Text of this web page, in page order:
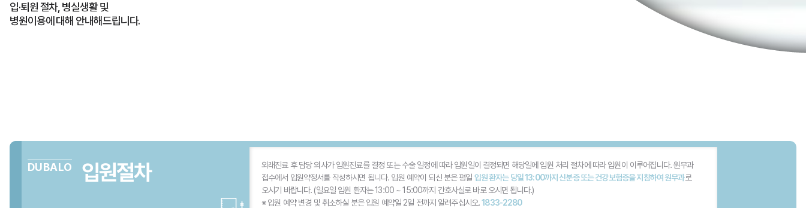
입·퇴원 절차, 병실생활 및
병원이용에 대해 안내해드립니다.
DUBALO 입원절차
외래진료 후 담당 의사가 입원진료를 결정 또는 수술 일정에 따라 입원일이 결정되면 해당일에 입원 처리 절차에 따라 입원이 이루어집니다. 원무과
접수에서 입원약정서를 작성하시면 됩니다. 입원 예약이 되신 분은 평일 입원 환자는 당일 13:00까지 신분증 또는 건강보험증을 지참하여 원무과로
오시기 바랍니다. (일요일 입원 환자는 13:00 ~ 15:00까지 간호사실로 바로 오시면 됩니다.)
※ 입원 예약 변경 및 취소하실 분은 입원 예약일 2일 전까지 알려주십시오.1833-2280